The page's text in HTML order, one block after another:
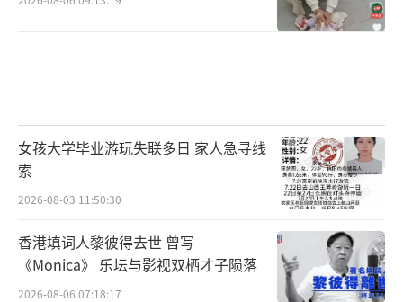
女孩大学毕业游玩失联多日 家人急寻线
索
2026-08-03 11:50:30
香港填词人黎彼得去世 曾写
《Monica》 乐坛与影视双栖才子陨落
2026-08-06 07:18:17